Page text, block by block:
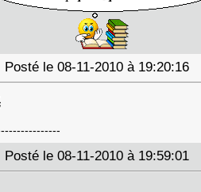
Posté le 08-11-2010 à 19:20:16
Posté le 08-11-2010 à 19:59:01